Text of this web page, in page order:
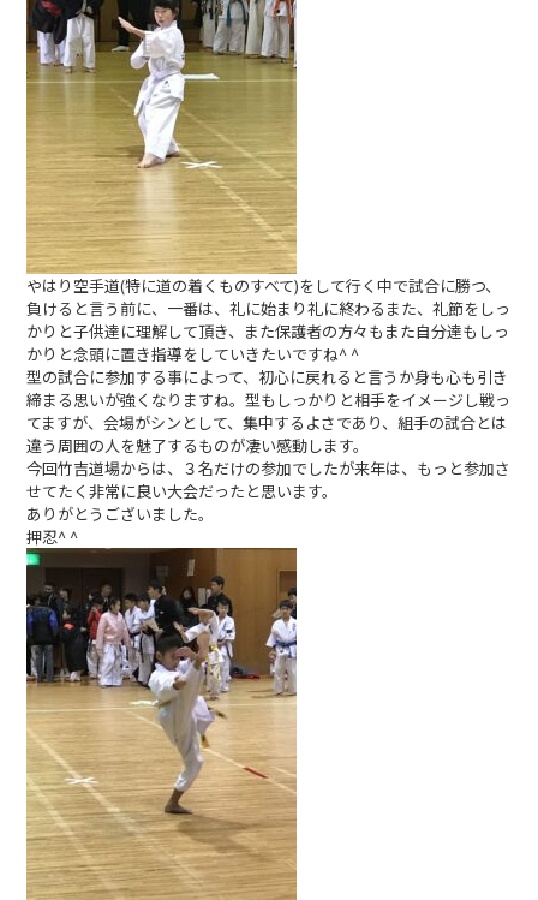
やはり空手道(特に道の着くものすべて)をして行く中で試合に勝つ、
負けると言う前に、一番は、礼に始まり礼に終わるまた、礼節をしっ
かりと子供達に理解して頂き、また保護者の方々もまた自分達もしっ
かりと念頭に置き指導をしていきたいですね^ ^
型の試合に参加する事によって、初心に戻れると言うか身も心も引き
締まる思いが強くなりますね。型もしっかりと相手をイメージし戦っ
てますが、会場がシンとして、集中するよさであり、組手の試合とは
違う周囲の人を魅了するものが凄い感動します。
今回竹吉道場からは、３名だけの参加でしたが来年は、もっと参加さ
せてたく非常に良い大会だったと思います。
ありがとうございました。
押忍^ ^